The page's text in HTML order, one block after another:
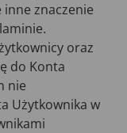
inne znaczenie
oraz
do Konta
nie
Użytkownika w